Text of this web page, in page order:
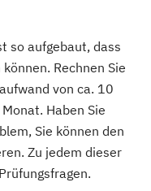
so aufgebaut, dass
Rechnen Sie
von ca. 10
Haben Sie
Sie können den
Zu jedem dieser